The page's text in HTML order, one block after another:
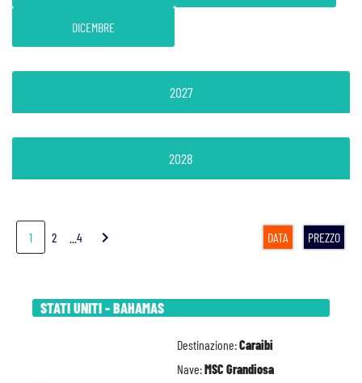
1 2 ...4 chevron_right DATA PREZZO
STATI UNITI - BAHAMAS
Destinazione:Caraibi
Nave:MSC Grandiosa
DICEMBRE
2027
2028